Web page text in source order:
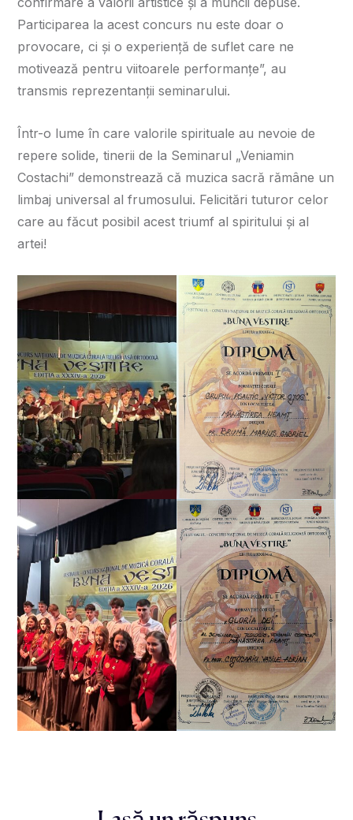
Participarea la acest concurs nu este doar o
provocare, ci și o experiență de suflet care ne
motivează pentru viitoarele performanțe”, au
transmis reprezentanții seminarului.
Într-o lume în care valorile spirituale au nevoie de
repere solide, tinerii de la Seminarul „Veniamin
Costachi” demonstrează că muzica sacră rămâne un
limbaj universal al frumosului. Felicitări tuturor celor
care au făcut posibil acest triumf al spiritului și al
artei!